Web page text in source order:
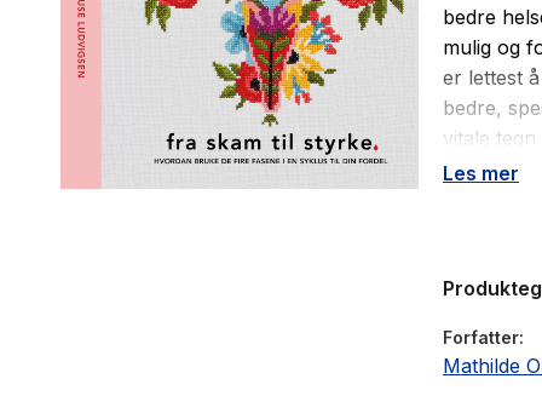
bedre
mulig og
er lettest
bedre,
vitale
puls.
måned, i
takt med
Les mer
Forfatter
Mathilde